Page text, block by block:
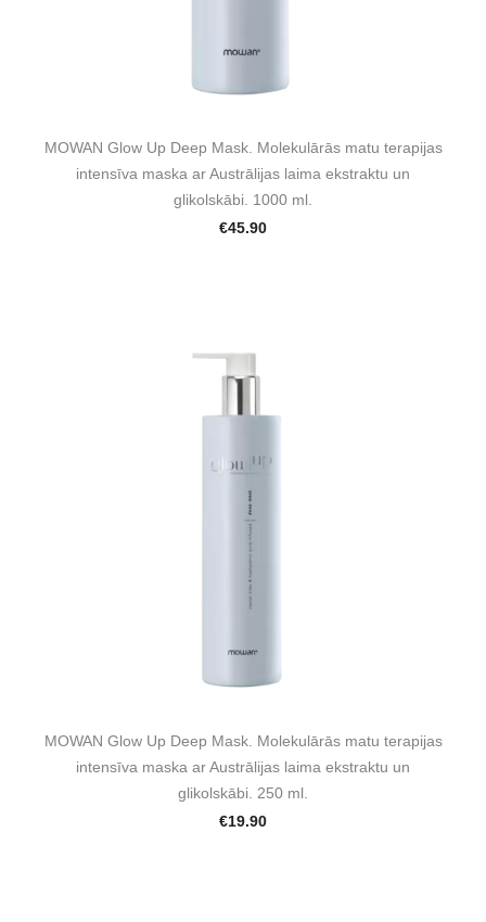
MOWAN Glow Up Deep Mask. Molekulārās matu terapijas
intensīva maska ar Austrālijas laima ekstraktu un
glikolskābi. 1000 ml.
€45.90
MOWAN Glow Up Deep Mask. Molekulārās matu terapijas
intensīva maska ar Austrālijas laima ekstraktu un
glikolskābi. 250 ml.
€19.90